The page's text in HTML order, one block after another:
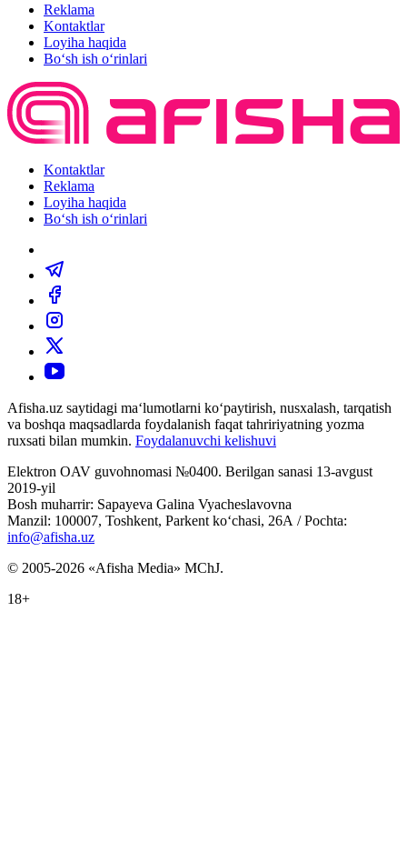
Reklama
Kontaktlar
Loyiha haqida
Bo‘sh ish o‘rinlari
Kontaktlar
Reklama
Loyiha haqida
Bo‘sh ish o‘rinlari
Afisha.uz saytidagi ma‘lumotlarni ko‘paytirish, nusxalash, tarqatish
va boshqa maqsadlarda foydalanish faqat tahririyatning yozma
ruxsati bilan mumkin. Foydalanuvchi kelishuvi
Elektron OAV guvohnomasi №0400. Berilgan sanasi 13-avgust
2019-yil
Bosh muharrir: Sapayeva Galina Vyacheslavovna
Manzil: 100007, Toshkent, Parkent ko‘chasi, 26А / Pochta:
info@afisha.uz
© 2005-2026 «Afisha Media» MChJ.
18+